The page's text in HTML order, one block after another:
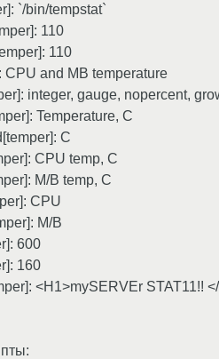
`/bin/tempstat`
110
110
CPU and MB temperature
integer, gauge, nopercent,
Temperature, C
C
CPU temp, C
M/B temp, C
CPU
M/B
600
160
<H1>mySERVEr STAT11!!